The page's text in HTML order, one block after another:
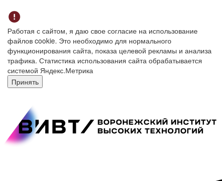
Работая с сайтом, я даю свое согласие на использование
файлов cookie. Это необходимо для нормального
функционирования сайта, показа целевой рекламы и анализа
трафика. Статистика использования сайта обрабатывается
системой Яндекс.Метрика
Принять